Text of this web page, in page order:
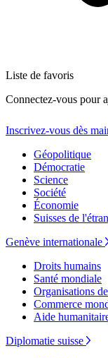
Liste de favoris
Connectez-vous pour
Inscrivez-vous dès
Géopolitique
Démocratie
Science
Société
Économie
Suisses de
Genève internationale
Droits humains
Santé mondiale
Organisations
Commerce
Aide
Diplomatie suisse